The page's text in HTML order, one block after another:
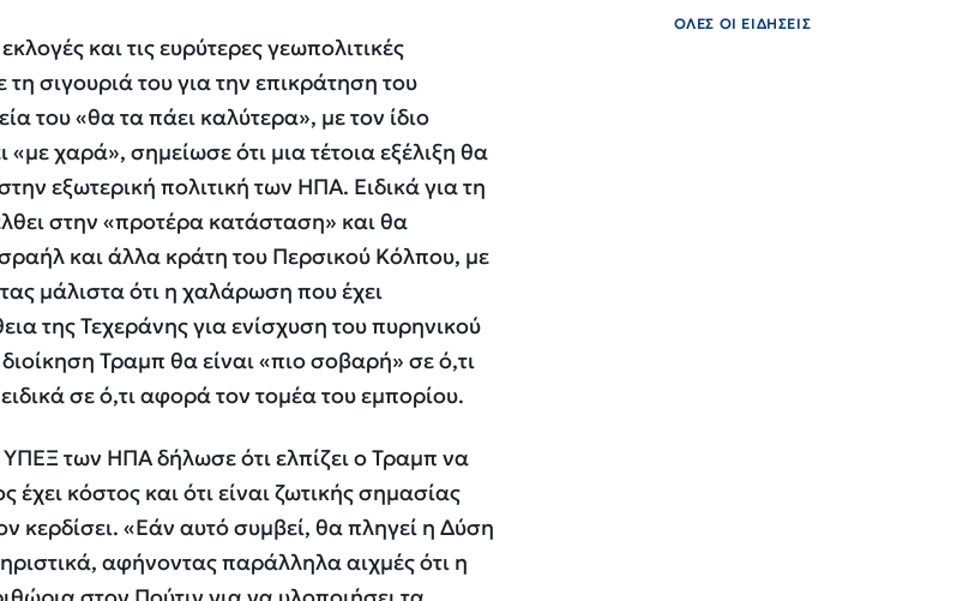
και τις ευρύτερες γεωπολιτικές
σιγουριά του για την επικράτηση του
του «θα τα πάει καλύτερα», με τον ίδιο
χαρά», σημείωσε ότι μια τέτοια εξέλιξη θα
εξωτερική πολιτική των ΗΠΑ. Ειδικά για τη
στην «προτέρα κατάσταση» και θα
και άλλα κράτη του Περσικού Κόλπου, με
μάλιστα ότι η χαλάρωση που έχει
της Τεχεράνης για ενίσχυση του πυρηνικού
Τραμπ θα είναι «πιο σοβαρή» σε ό,τι
σε ό,τι αφορά τον τομέα του εμπορίου.
των ΗΠΑ δήλωσε ότι ελπίζει ο Τραμπ να
έχει κόστος και ότι είναι ζωτικής σημασίας
κερδίσει. «Εάν αυτό συμβεί, θα πληγεί η Δύση
αφήνοντας παράλληλα αιχμές ότι η
ΟΛΕΣ ΟΙ ΕΙΔΗΣΕΙΣ